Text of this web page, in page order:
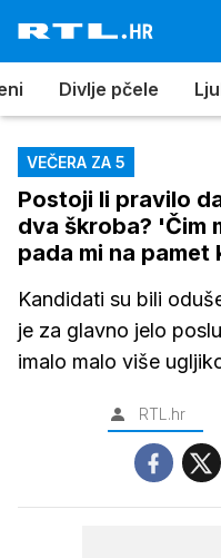
Divlje pčele
VEČERA ZA 5
Postoji li pravilo
dva škroba? 'Čim
pada mi na pamet
Kandidati su bili
je za glavno jelo
imalo malo više
RTL.hr